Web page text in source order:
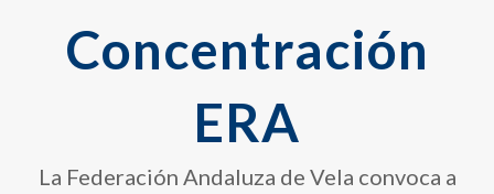
Concentración
ERA
La Federación Andaluza de Vela convoca a